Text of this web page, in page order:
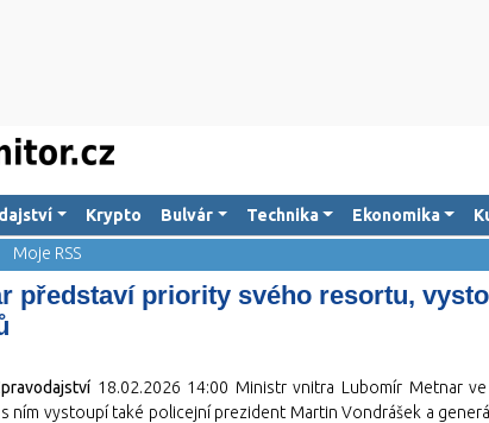
Krypto Bulvár Technika Ekonomika
Moje RSS
představí priority svého resortu,
18.02.2026 14:00 Ministr vnitra Lubomír Metnar
ním vystoupí také policejní prezident Martin Vondrášek a